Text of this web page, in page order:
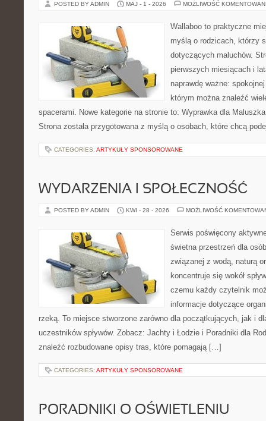
POSTED BY ADMIN MAJ - 1 - 2026 MOŻLIWOŚĆ
Wallaboo to praktyczne
myślą o rodzicach, którzy
dotyczących maluchów.
pierwszych miesiącach i
naprawdę ważne:
którym można znaleźć
spacerami. Nowe kategorie na stronie to: Wyprawka dla
Strona została przygotowana z myślą o osobach, które chcą
CATEGORIES: ARTYKUŁY SPONSOROWANE
WYDARZENIA I SPOŁECZNOŚĆ
POSTED BY ADMIN KWI - 28 - 2026 MOŻLIWOŚĆ
Serwis poświęcony
świetna przestrzeń dla
związanej z wodą, naturą
koncentruje się wokół
czemu każdy czytelnik
informacje dotyczące
rzeką. To miejsce stworzone zarówno dla początkujących, jak i
uczestników spływów. Zobacz: Jachty i Łodzie i Poradniki dla
znaleźć rozbudowane opisy tras, które pomagają […]
CATEGORIES: ARTYKUŁY SPONSOROWANE
PORADNIKI O OŚWIETLENIU